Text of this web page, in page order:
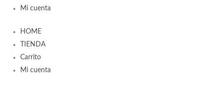
Mi cuenta
HOME
TIENDA
Carrito
Mi cuenta